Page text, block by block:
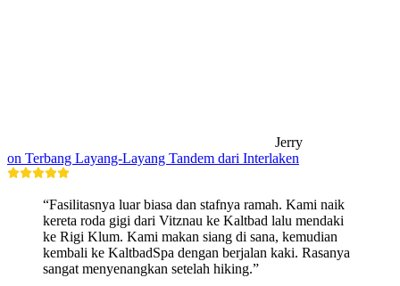
Jerry
on Terbang Layang-Layang Tandem dari Interlaken
“Fasilitasnya luar biasa dan stafnya ramah. Kami naik
kereta roda gigi dari Vitznau ke Kaltbad lalu mendaki
ke Rigi Klum. Kami makan siang di sana, kemudian
kembali ke KaltbadSpa dengan berjalan kaki. Rasanya
sangat menyenangkan setelah hiking.”